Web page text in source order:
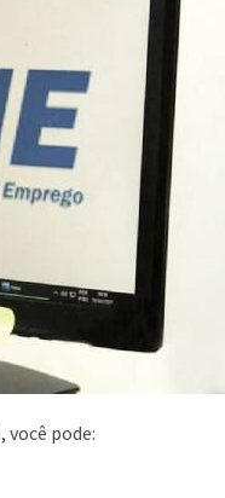
você pode: